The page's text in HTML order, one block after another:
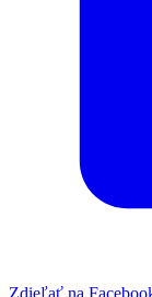
Zdieľať na